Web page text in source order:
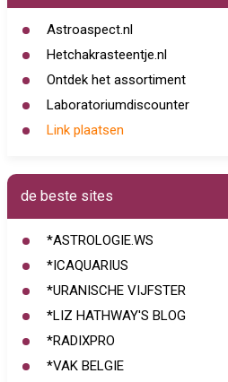
Astroaspect.nl
Hetchakrasteentje.nl
Ontdek het assortiment
Laboratoriumdiscounter
Link plaatsen
de beste sites
*ASTROLOGIE.WS
*ICAQUARIUS
*URANISCHE VIJFSTER
*LIZ HATHWAY'S BLOG
*RADIXPRO
*VAK BELGIE